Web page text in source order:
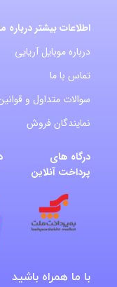
اطلاعات بیشتر درباره
درباره موبایل آریایی
تماس با ما
سوالات متداول و
نمایندگان فروش
درگاه های
پرداخت آنلاین
با ما همراه باشید